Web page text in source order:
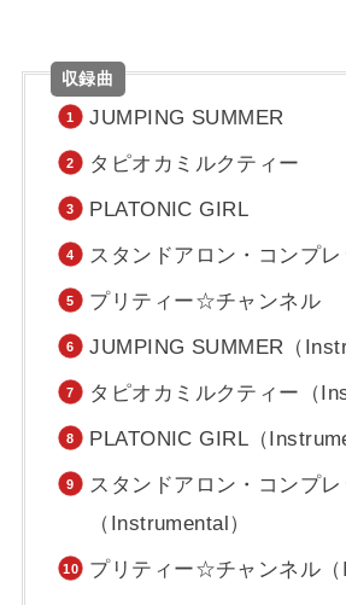
収録曲
JUMPING SUMMER
タピオカミルクティー
PLATONIC GIRL
スタンドアロン・コンプレ
プリティー☆チャンネル
JUMPING SUMMER（
タピオカミルクティー（
PLATONIC GIRL（
スタンドアロン・コンプレ
（Instrumental）
プリティー☆チャンネル（